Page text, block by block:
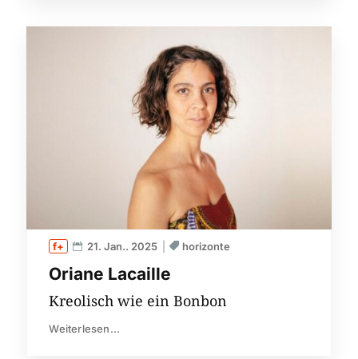
Oriane Lacaille
21. Jan.. 2025 horizonte
Kreolisch wie ein Bonbon
Weiterlesen...